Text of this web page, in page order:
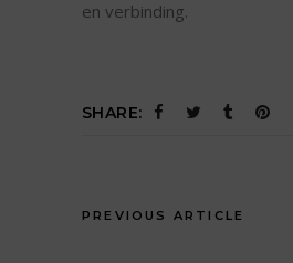
en verbinding.
SHARE:
PREVIOUS ARTICLE